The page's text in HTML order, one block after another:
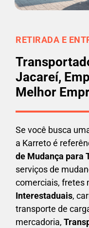
RETIRADA E
Jacareí,
Melhor
Se você busca
a Karreto é
de Mudança para
serviços de
comerciais, fretes
Interestaduais,
transporte de
mercadoria,